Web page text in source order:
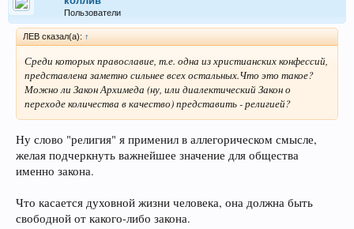
Пользователи
ЛEB сказал(а): ↑
Среди которых православие, т.е. одна из христианских конфессий,
представлена заметно сильнее всех остальных.Что это такое?
Можно ли Закон Архимеда (ну, или диалектический Закон о
переходе количества в качество) представить - религией?
Ну слово "религия" я применил в аллегорическом смысле,
желая подчеркнуть важнейшее значение для общества
именно закона.
Что касается духовной жизни человека, она должна быть
свободной от какого-либо закона.